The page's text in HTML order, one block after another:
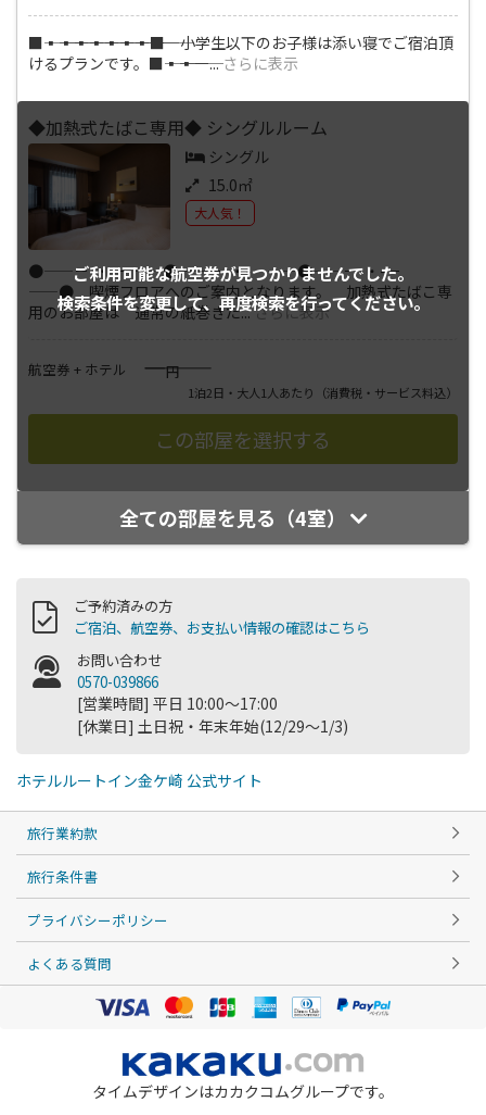
■―――▪―――▪―――▪―――▪―――▪―――▪―――▪―――■ 小学生以下のお子様は添い寝でご宿泊頂
けるプランです。■―――▪―――▪―...さらに表示
ご利用可能な航空券が見つかりませんでした。
検索条件を変更して、再度検索を行ってください。
◆加熱式たばこ専用◆ シングルルーム
シングル
15.0㎡
大人気！
●――－-・-－――●――－-・-－――●――－-・-－
――● 喫煙フロアへのご案内となります。 加熱式たばこ専
用のお部屋は 通常の紙巻きた...さらに表示
航空券 + ホテル ――――円
1泊2日・大人1人あたり （消費税・サービス料込）
全ての部屋を見る（4室）
ご予約済みの方
ご宿泊、航空券、お支払い情報の確認はこちら
お問い合わせ
0570-039866
[営業時間] 平日 10:00～17:00
[休業日] 土日祝・年末年始(12/29～1/3)
ホテルルートイン金ケ崎 公式サイト
旅行業約款
旅行条件書
プライバシーポリシー
よくある質問
タイムデザインはカカクコムグループです。